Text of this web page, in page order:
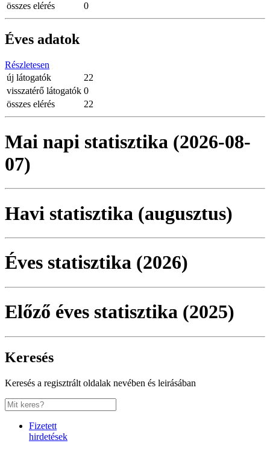
összes elérés
0
Éves adatok
Részletesen
új látogatók
22
visszatérő látogatók 0
összes elérés
22
Mai napi statisztika (2026-08-
07)
Havi statisztika (augusztus)
Éves statisztika (2026)
Előző éves statisztika (2025)
Keresés
Keresés a regisztrált oldalak nevében és leirásában
Fizetett
hirdetések